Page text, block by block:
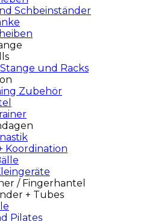
Schbeinständer
und Racks
Zubehör
Koordination
/ Fingerhantel
+ Tubes
Pilates